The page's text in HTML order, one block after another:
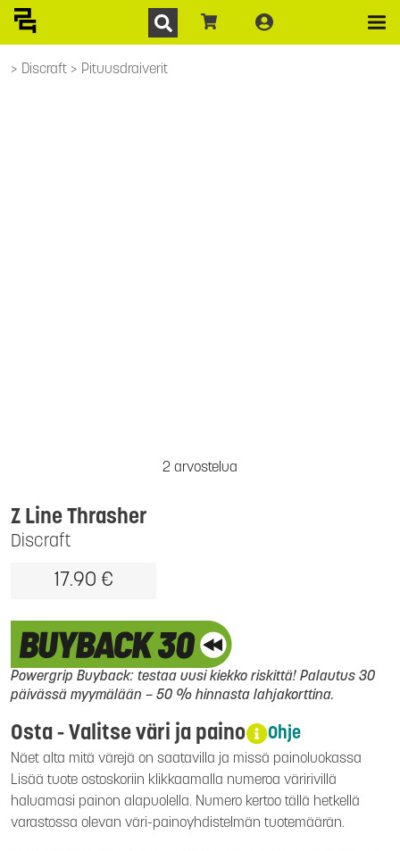
Discraft Pituusdraiverit
2 arvostelua
Discraft
Z Line Thrasher
17.90 €
Powergrip Buyback: testaa uusi kiekko riskittä! Palautus 30
päivässä myymälään – 50 % hinnasta lahjakorttina.
Osta - Valitse väri ja paino Ohje
Näet alta mitä värejä on saatavilla ja missä painoluokassa
Lisää tuote ostoskoriin klikkaamalla numeroa väririvillä
haluamasi painon alapuolella. Numero kertoo tällä hetkellä
varastossa olevan väri-painoyhdistelmän tuotemäärän.